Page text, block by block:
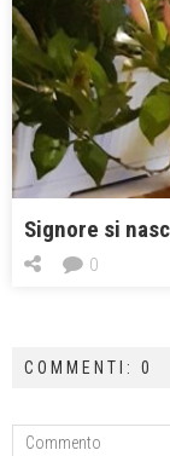
Signore si
0
COMMENTI: 0